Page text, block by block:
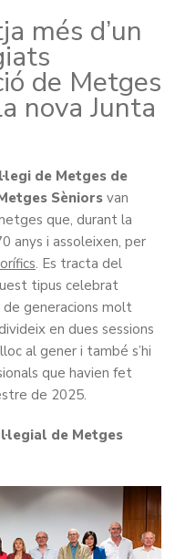
més d’un
de Metges
nova Junta
de Metges de
Sèniors van
que, durant la
anys i assoleixen, per
. Es tracta del
tipus celebrat
generacions molt
en dues sessions
al gener i també s’hi
que havien fet
de 2025.
de Metges